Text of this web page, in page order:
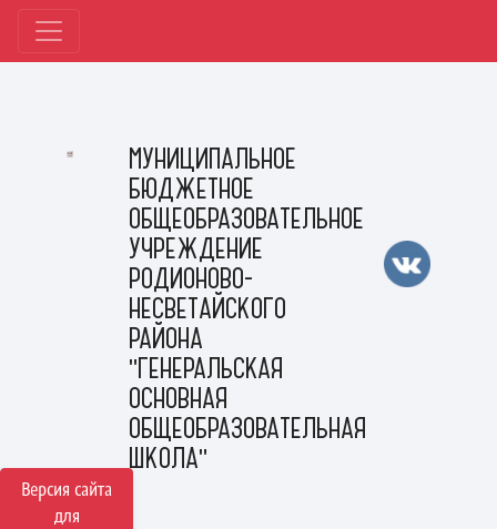
Версия сайта
для
МУНИЦИПАЛЬНОЕ
БЮДЖЕТНОЕ
ОБЩЕОБРАЗОВАТЕЛЬНОЕ
УЧРЕЖДЕНИЕ
РОДИОНОВО-
НЕСВЕТАЙСКОГО
РАЙОНА
"ГЕНЕРАЛЬСКАЯ
ОСНОВНАЯ
ОБЩЕОБРАЗОВАТЕЛЬНАЯ
ШКОЛА"